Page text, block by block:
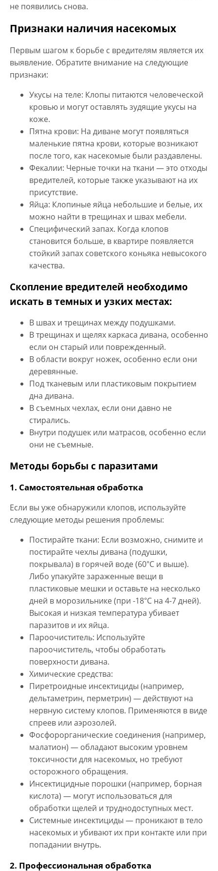
не появились снова.
Признаки наличия насекомых
Первым шагом к борьбе с вредителям является их
выявление. Обратите внимание на следующие
признаки:
Укусы на теле: Клопы питаются человеческой
кровью и могут оставлять зудящие укусы на
коже.
Пятна крови: На диване могут появляться
маленькие пятна крови, которые возникают
после того, как насекомые были раздавлены.
Фекалии: Черные точки на ткани — это отходы
вредителей, которые также указывают на их
присутствие.
Яйца: Клопиные яйца небольшие и белые, их
можно найти в трещинах и швах мебели.
Специфический запах. Когда клопов
становится больше, в квартире появляется
стойкий запах советского коньяка невысокого
качества.
Скопление вредителей необходимо
искать в темных и узких местах:
В швах и трещинах между подушками.
В трещинах и щелях каркаса дивана, особенно
если он старый или поврежденный.
В области вокруг ножек, особенно если они
деревянные.
Под тканевым или пластиковым покрытием
дна дивана.
В съемных чехлах, если они давно не
стирались.
Внутри подушек или матрасов, особенно если
они не съемные.
Методы борьбы с паразитами
1. Самостоятельная обработка
Если вы уже обнаружили клопов, используйте
следующие методы решения проблемы:
Постирайте ткани: Если возможно, снимите и
постирайте чехлы дивана (подушки,
покрывала) в горячей воде (60°C и выше).
Либо упакуйте зараженные вещи в
пластиковые мешки и оставьте на несколько
дней в морозильнике (при -18°C на 4-7 дней).
Высокая и низкая температура убивает
паразитов и их яйца.
Пароочиститель: Используйте
пароочиститель, чтобы обработать
поверхности дивана.
Химические средства:
Пиретроидные инсектициды (например,
дельтаметрин, перметрин) — действуют на
нервную систему клопов. Применяются в виде
спреев или аэрозолей.
Фосфорорганические соединения (например,
малатион) — обладают высоким уровнем
токсичности для насекомых, но требуют
осторожного обращения.
Инсектицидные порошки (например, борная
кислота) — могут использоваться для
обработки щелей и труднодоступных мест.
Системные инсектициды — проникают в тело
насекомых и убивают их при контакте или при
попадании внутрь.
2. Профессиональная обработка